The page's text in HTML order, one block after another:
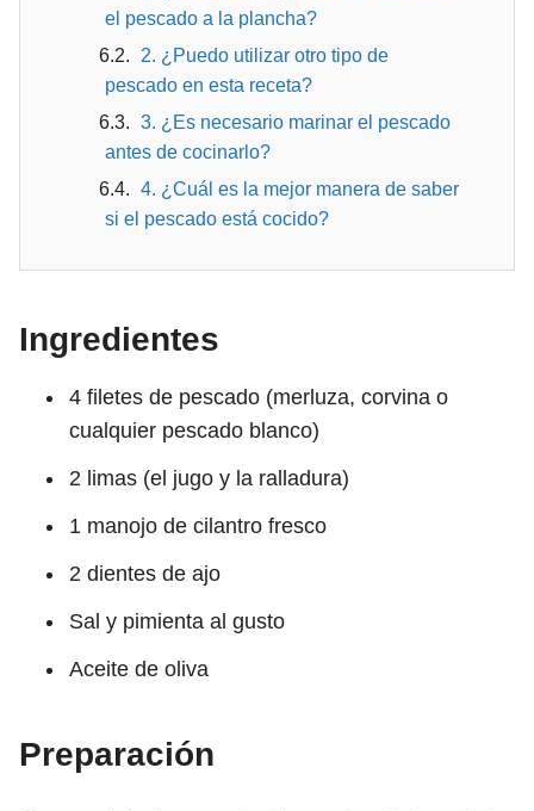
el pescado a la plancha?
2. ¿Puedo utilizar otro tipo de
pescado en esta receta?
3. ¿Es necesario marinar el pescado
antes de cocinarlo?
4. ¿Cuál es la mejor manera de saber
si el pescado está cocido?
Ingredientes
4 filetes de pescado (merluza, corvina o
cualquier pescado blanco)
2 limas (el jugo y la ralladura)
1 manojo de cilantro fresco
2 dientes de ajo
Sal y pimienta al gusto
Aceite de oliva
Preparación